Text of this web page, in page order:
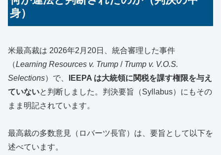
身）
米最高裁は 2026年2月20日、統合審理した事件
（Learning Resources v. Trump / Trump v. V.O.S.
Selections）で、
IEEPA は大統領に関税を課す権限を与え
ていないと判断しました。判決要旨（Syllabus）にもその
まま明記されています。
最高裁の多数意見（ロバーツ長官）は、要旨として以下を
述べています。